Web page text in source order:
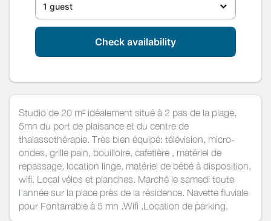
1 guest
Check availability
Studio de 20 m² idéalement situé à 2 pas de la plage,
5mn du port de plaisance et du centre de
thalassothérapie. Très bien équipé: télévision, micro-
ondes, grille pain, bouilloire, cafetière , matériel de
repassage, location linge, matériel de bébé à disposition,
wifi. Local vélos et planches. Marché le samedi toute
l'année sur la place près de la résidence. Navette fluviale
pour Fontarrabie à 5 mn .Wifi .Location de parking.